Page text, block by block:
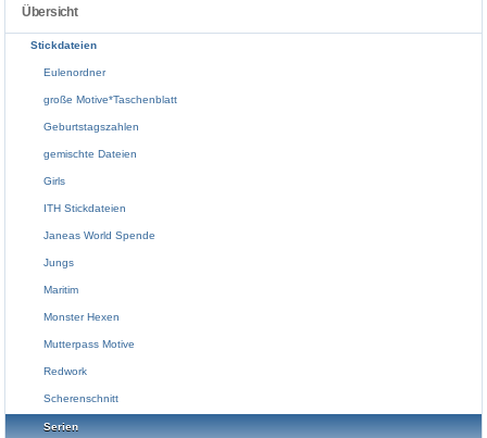
Verzierungen
Übersicht
Stickdateien
Eulenordner
große Motive*Taschenblatt
Geburtstagszahlen
gemischte Dateien
Girls
ITH Stickdateien
Janeas World Spende
Jungs
Maritim
Monster Hexen
Mutterpass Motive
Redwork
Scherenschnitt
Serien